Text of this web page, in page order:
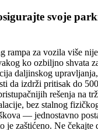
svoje
rampa za vozila više
ko ozbiljno shvata
daljinskog
da izdrži pritisak do
rešenja na
bez stalnog
— jednostavno
je zaštićeno. Ne čekajte